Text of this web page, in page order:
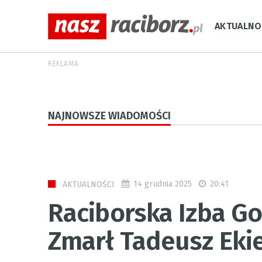
REKLAMA
NAJNOWSZE WIADOMOŚCI
AKTUALNOŚCI 14 grudnia 2025 20:41
Raciborska Izba
Zmarł Tadeusz